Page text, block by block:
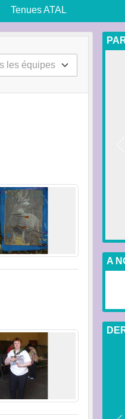
Tenues ATAL
A